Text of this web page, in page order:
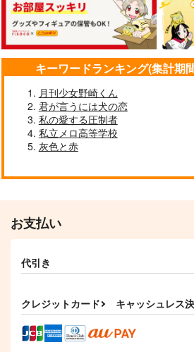
847円（税込）
佐野真一郎×花垣武道
サンプル
作品詳細
220円（税込）
佐野万次郎×花垣武道
サンプル
220円
佐野万次郎×花垣武道
385円
佐野万次郎×花垣武道
キーワードランキング(集計期
月刊少女野崎くん
君が言うには犬の恋
私の愛する圧制者
私立メロ高等学校
灰色と赤
お支払い
代引き
クレジットカード キャッシュレス